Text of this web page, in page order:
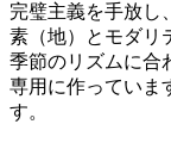
完璧主義を手放し
素（地）とモダリ
季節のリズムに合
専用に作っていま
す。